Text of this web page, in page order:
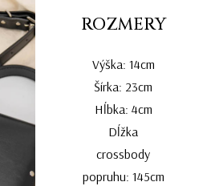
ROZMERY
Výška: 14cm
Šírka: 23cm
Hĺbka: 4cm
Dĺžka
crossbody
popruhu: 145cm